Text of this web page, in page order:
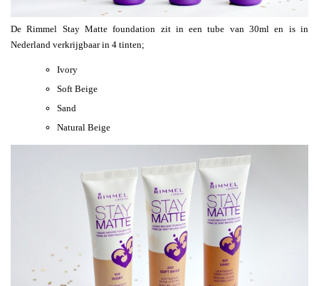
De Rimmel Stay Matte foundation zit in een tube van 30ml en is in
Nederland verkrijgbaar in 4 tinten;
Ivory
Soft Beige
Sand
Natural Beige